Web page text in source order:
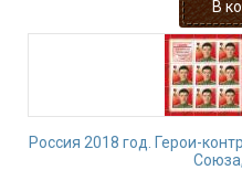
Россия 2018 год. Герои-